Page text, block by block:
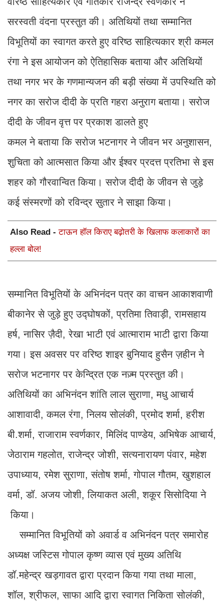
सरस्वती वंदना प्रस्तुत की। अतिथियों तथा सम्मानित
विभूतियों का स्वागत करते हुए वरिष्ठ साहित्यकार श्री कमल
रंगा ने इस आयोजन को ऐतिहासिक बताया और अतिथियों
तथा नगर भर के गणमान्यजन की बड़ी संख्या में उपस्थिति को
नगर का सरोज दीदी के प्रति गहरा अनुराग बताया। सरोज
दीदी के जीवन वृत्त पर प्रकाश डालते हुए
कमल ने बताया कि सरोज भटनागर ने जीवन भर अनुशासन,
शुचिता को आत्मसात किया और ईश्वर प्रदत्त प्रतिभा से इस
शहर को गौरवान्वित किया। सरोज दीदी के जीवन से जुड़े
कई संस्मरणों को रविन्द्र सुतार ने साझा किया।
Also Read -टाऊन हॉल किराए बढ़ोतरी के खिलाफ कलाकारों का
हल्ला बोल!
सम्मानित विभूतियों के अभिनंदन पत्र का वाचन आकाशवाणी
बीकानेर से जुड़े हुए उद्घोषकों, प्रतिमा तिवाड़ी, रामसहाय
हर्ष, नासिर ज़ैदी, रेखा भाटी एवं आत्माराम भाटी द्वारा किया
गया। इस अवसर पर वरिष्ठ शाइर बुनियाद हुसैन ज़हीन ने
सरोज भटनागर पर केन्द्रित एक नज़्म प्रस्तुत की।
अतिथियों का अभिनंदन शांति लाल सुराणा, मधु आचार्य
आशावादी, कमल रंगा, निलय सोलंकी, प्रमोद शर्मा, हरीश
बी.शर्मा, राजाराम स्वर्णकार, मिलिंद पाण्डेय, अभिषेक आचार्य,
जेठाराम गहलोत, राजेन्द्र जोशी, सत्यनारायण पंवार, महेश
उपाध्याय, रमेश सुराणा, संतोष शर्मा, गोपाल गौतम, खुशहाल
वर्मा, डॉ. अजय जोशी, लियाकत अली, शकूर सिसोदिया ने
किया।
सम्मानित विभूतियों को अवार्ड व अभिनंदन पत्र समारोह
अध्यक्ष जस्टिस गोपाल कृष्ण व्यास एवं मुख्य अतिथि
डॉ.महेन्द्र खड़गावत द्वारा प्रदान किया गया तथा माला,
शॉल, श्रीफल, साफा आदि द्वारा स्वागत निकिता सोलंकी,